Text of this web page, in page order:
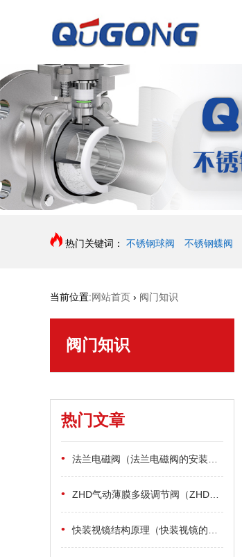
热门关键词： 不锈钢球阀 不锈钢蝶阀
当前位置:网站首页 › 阀门知识
阀门知识
热门文章
• 法兰电磁阀（法兰电磁阀的安装方式及介绍）
• ZHD气动薄膜多级调节阀（ZHD气动薄膜多级调节阀设计特点及应用）
• 快装视镜结构原理（快装视镜的结构原理是什么）